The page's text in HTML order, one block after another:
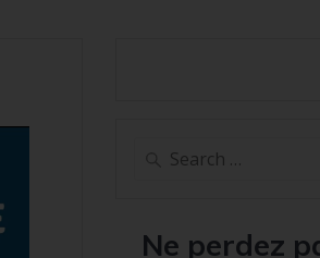
Search
Ne perdez